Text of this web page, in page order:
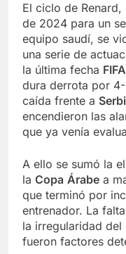
El ciclo de
de 2024 para un
equipo saudí, se
una serie de
la última fecha FIFA
dura derrota por
caída frente a
encendieron las
que ya venía
A ello se sumó la
la Copa Árabe a
que terminó por
entrenador. La
la irregularidad
fueron factores